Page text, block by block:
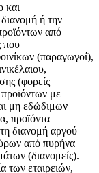
και
ή την
από
που
(παραγωγοί),
(φορείς
με
μη εδώδιμων
προϊόντα
διανομή αργού
από πυρήνα
(διανομείς).
των εταιρειών,